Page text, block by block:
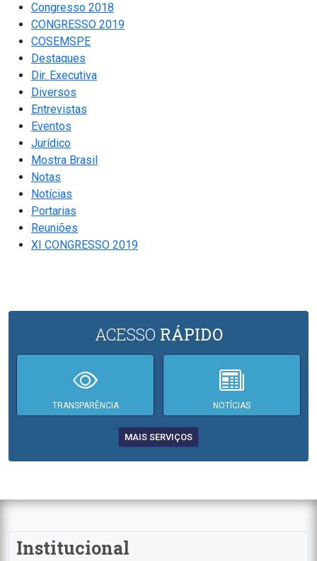
Congresso 2018
CONGRESSO 2019
COSEMSPE
Destaques
Dir. Executiva
Diversos
Entrevistas
Eventos
Jurídico
Mostra Brasil
Notas
Notícias
Portarias
Reuniões
XI CONGRESSO 2019
ACESSO RÁPIDO
TRANSPARÊNCIA NOTÍCIAS
MAIS SERVIÇOS
Institucional